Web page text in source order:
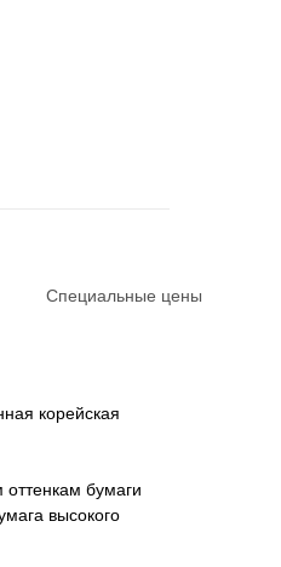
Специальные цены
корейская
оттенкам бумаги
высокого